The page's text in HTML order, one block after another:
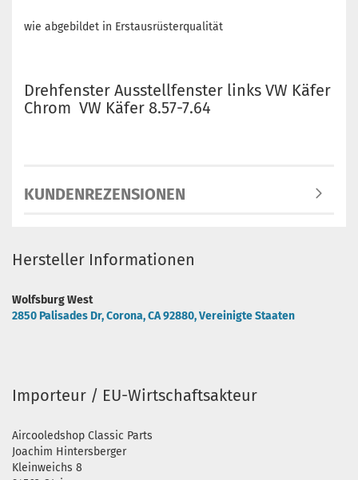
wie abgebildet in Erstausrüsterqualität
Drehfenster Ausstellfenster links VW Käfer
Chrom VW Käfer 8.57-7.64
KUNDENREZENSIONEN
Hersteller Informationen
Wolfsburg West
2850 Palisades Dr, Corona, CA 92880, Vereinigte Staaten
Importeur / EU-Wirtschaftsakteur
Aircooledshop Classic Parts
Joachim Hintersberger
Kleinweichs 8